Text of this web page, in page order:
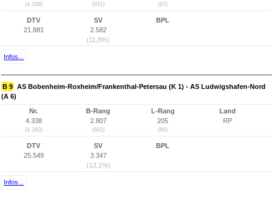
(4.339) (951) (97)
DTV
21.881
SV
2.582
(11,8%)
BPL
Infos...
B 9 AS Bobenheim-Roxheim/Frankenthal-Petersau (K 1) - AS Ludwigshafen-Nord
(A 6)
Nr.
4.338
(4.340)
B-Rang
2.807
(683)
L-Rang
205
(68)
Land
RP
DTV
25.549
SV
3.347
(13,1%)
BPL
Infos...